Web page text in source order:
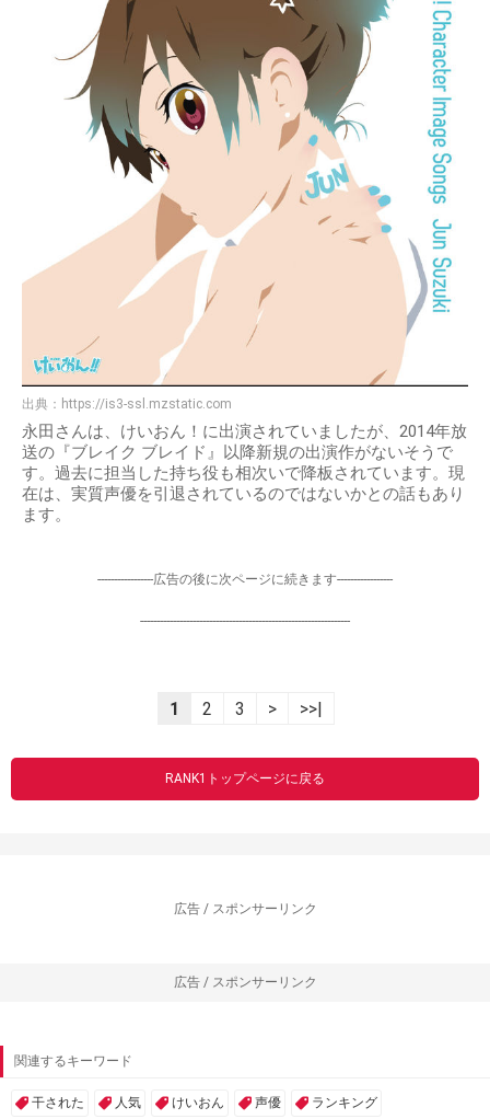
出典： https://is3-ssl.mzstatic.com
永田さんは、けいおん！に出演されていましたが、2014年放
送の『ブレイク ブレイド』以降新規の出演作がないそうで
す。過去に担当した持ち役も相次いで降板されています。現
在は、実質声優を引退されているのではないかとの話もあり
ます。
-----------------広告の後に次ページに続きます-----------------
----------------------------------------------------------------
1 2 3 > >>|
RANK1トップページに戻る
広告 / スポンサーリンク
広告 / スポンサーリンク
関連するキーワード
干された 人気 けいおん 声優 ランキング